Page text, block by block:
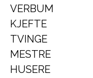
VERBUM
KJEFTE
TVINGE
MESTRE
HUSERE